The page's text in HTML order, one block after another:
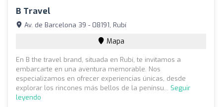
B Travel
Av. de Barcelona 39 - 08191, Rubí
Mapa
En B the travel brand, situada en Rubí, te invitamos a
embarcarte en una aventura memorable. Nos
especializamos en ofrecer experiencias únicas, desde
explorar los rincones más bellos de la penínsu... Seguir
leyendo